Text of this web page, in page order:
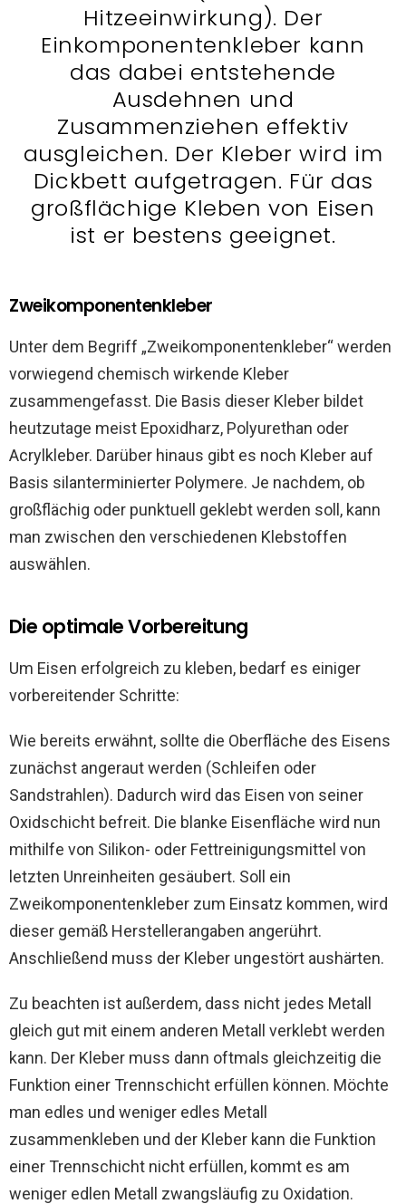
Hitzeeinwirkung). Der
Einkomponentenkleber kann
das dabei entstehende
Ausdehnen und
Zusammenziehen effektiv
ausgleichen. Der Kleber wird im
Dickbett aufgetragen. Für das
großflächige Kleben von Eisen
ist er bestens geeignet.
Zweikomponentenkleber
Unter dem Begriff „Zweikomponentenkleber“ werden
vorwiegend chemisch wirkende Kleber
zusammengefasst. Die Basis dieser Kleber bildet
heutzutage meist Epoxidharz, Polyurethan oder
Acrylkleber. Darüber hinaus gibt es noch Kleber auf
Basis silanterminierter Polymere. Je nachdem, ob
großflächig oder punktuell geklebt werden soll, kann
man zwischen den verschiedenen Klebstoffen
auswählen.
Die optimale Vorbereitung
Um Eisen erfolgreich zu kleben, bedarf es einiger
vorbereitender Schritte:
Wie bereits erwähnt, sollte die Oberfläche des Eisens
zunächst angeraut werden (Schleifen oder
Sandstrahlen). Dadurch wird das Eisen von seiner
Oxidschicht befreit. Die blanke Eisenfläche wird nun
mithilfe von Silikon- oder Fettreinigungsmittel von
letzten Unreinheiten gesäubert. Soll ein
Zweikomponentenkleber zum Einsatz kommen, wird
dieser gemäß Herstellerangaben angerührt.
Anschließend muss der Kleber ungestört aushärten.
Zu beachten ist außerdem, dass nicht jedes Metall
gleich gut mit einem anderen Metall verklebt werden
kann. Der Kleber muss dann oftmals gleichzeitig die
Funktion einer Trennschicht erfüllen können. Möchte
man edles und weniger edles Metall
zusammenkleben und der Kleber kann die Funktion
einer Trennschicht nicht erfüllen, kommt es am
weniger edlen Metall zwangsläufig zu Oxidation.